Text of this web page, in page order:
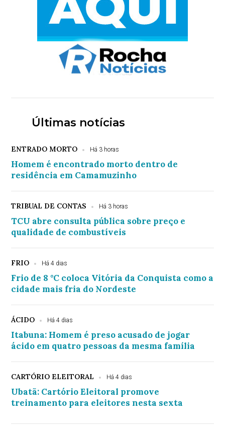
Últimas notícias
ENTRADO MORTO Há 3 horas
Homem é encontrado morto dentro de
residência em Camamuzinho
TRIBUAL DE CONTAS Há 3 horas
TCU abre consulta pública sobre preço e
qualidade de combustíveis
FRIO Há 4 dias
Frio de 8 °C coloca Vitória da Conquista como a
cidade mais fria do Nordeste
ÁCIDO Há 4 dias
Itabuna: Homem é preso acusado de jogar
ácido em quatro pessoas da mesma família
CARTÓRIO ELEITORAL Há 4 dias
Ubatã: Cartório Eleitoral promove
treinamento para eleitores nesta sexta